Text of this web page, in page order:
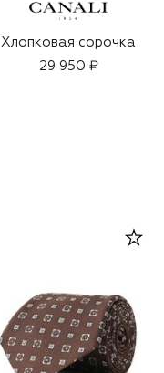
Хлопковая сорочка
29 950 ₽